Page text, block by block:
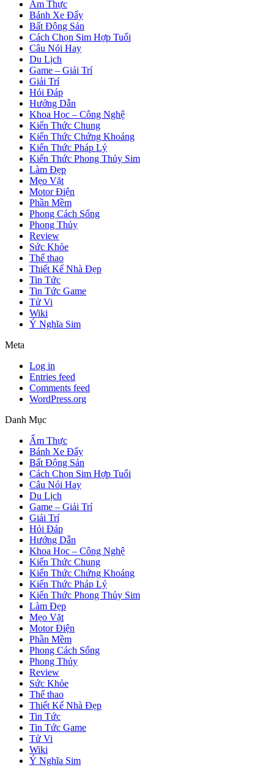
Ẩm Thực
Bánh Xe Đẩy
Bất Động Sản
Cách Chọn Sim Hợp Tuổi
Câu Nói Hay
Du Lịch
Game – Giải Trí
Giải Trí
Hỏi Đáp
Hướng Dẫn
Khoa Học – Công Nghệ
Kiến Thức Chung
Kiến Thức Chứng Khoáng
Kiến Thức Pháp Lý
Kiến Thức Phong Thủy Sim
Làm Đẹp
Mẹo Vặt
Motor Điện
Phần Mềm
Phong Cách Sống
Phong Thủy
Review
Sức Khỏe
Thể thao
Thiết Kế Nhà Đẹp
Tin Tức
Tin Tức Game
Tử Vi
Wiki
Ý Nghĩa Sim
Meta
Log in
Entries feed
Comments feed
WordPress.org
Danh Mục
Ẩm Thực
Bánh Xe Đẩy
Bất Động Sản
Cách Chọn Sim Hợp Tuổi
Câu Nói Hay
Du Lịch
Game – Giải Trí
Giải Trí
Hỏi Đáp
Hướng Dẫn
Khoa Học – Công Nghệ
Kiến Thức Chung
Kiến Thức Chứng Khoáng
Kiến Thức Pháp Lý
Kiến Thức Phong Thủy Sim
Làm Đẹp
Mẹo Vặt
Motor Điện
Phần Mềm
Phong Cách Sống
Phong Thủy
Review
Sức Khỏe
Thể thao
Thiết Kế Nhà Đẹp
Tin Tức
Tin Tức Game
Tử Vi
Wiki
Ý Nghĩa Sim